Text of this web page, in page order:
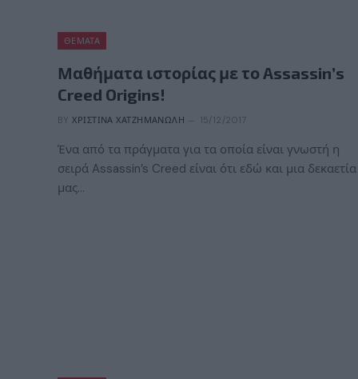
ΘΈΜΑΤΑ
Μαθήματα ιστορίας με το Assassin’s
Creed Origins!
BY ΧΡΙΣΤΊΝΑ ΧΑΤΖΗΜΑΝΏΛΗ 15/12/2017
Ένα από τα πράγματα για τα οποία είναι γνωστή η
σειρά Assassin’s Creed είναι ότι εδώ και μια δεκαετία
μας…